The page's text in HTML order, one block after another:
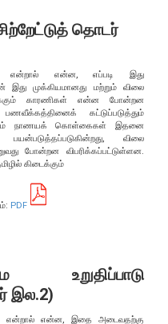
நியமனம்
தொடர்
என்றால் என்ன, எப்படி இது
இது முக்கியமானது மற்றும் விலை
காரணிகள் என்ன போன்றன
கட்டுப்படுத்தும்
நாணயக் கொள்கைகள் இதனை
விலை
போன்றன விபரிக்கப்பட்டுள்ளன.
கிடைக்கும்
PDF
உறுதிப்பாடு
இல.2)
என்றால் என்ன, இதை அடைவதற்கு